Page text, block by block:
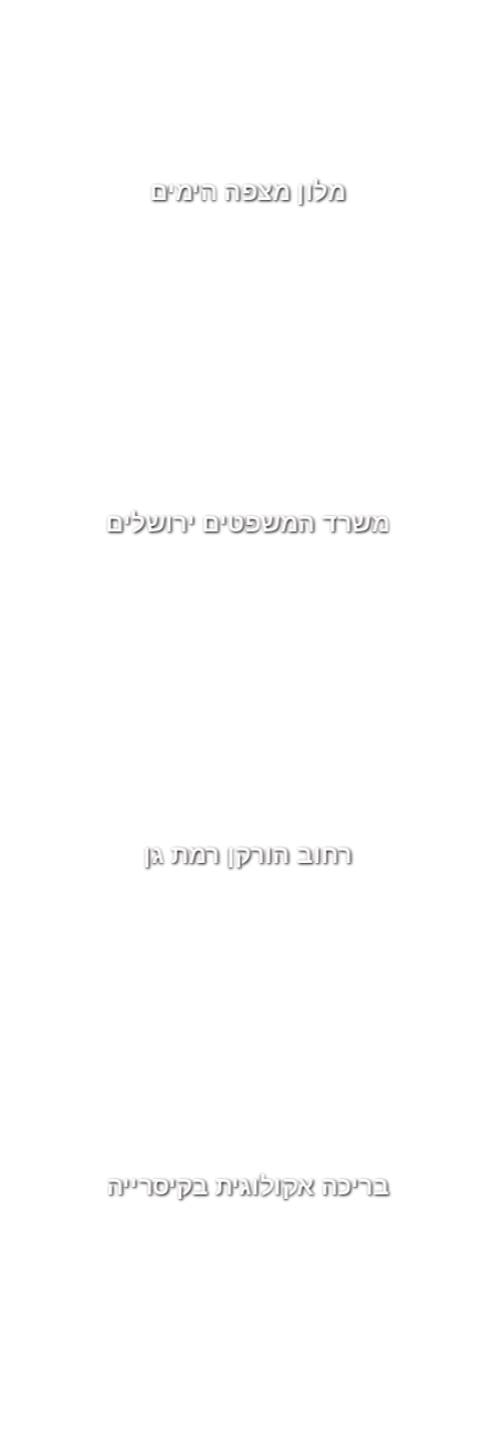
מלון מצפה הימים
משרד המשפטים ירושלים
רחוב הורקן רמת גן
בריכה אקולוגית בקיסרייה